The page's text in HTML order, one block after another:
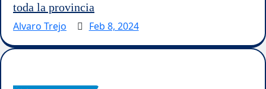
toda la provincia
Alvaro Trejo
Feb 8, 2024